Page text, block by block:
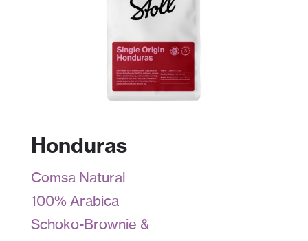
Honduras
Comsa Natural
100% Arabica
Schoko-Brownie &